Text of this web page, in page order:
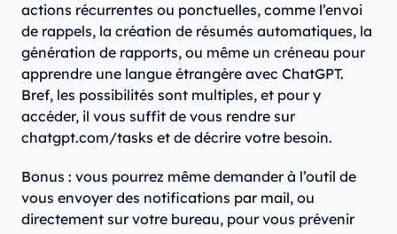
actions récurrentes ou ponctuelles, comme l’envoi
de rappels, la création de résumés automatiques, la
génération de rapports, ou même un créneau pour
apprendre une langue étrangère avec ChatGPT.
Bref, les possibilités sont multiples, et pour y
accéder, il vous suffit de vous rendre sur
chatgpt.com/tasks et de décrire votre besoin.
Bonus : vous pourrez même demander à l’outil de
vous envoyer des notifications par mail, ou
directement sur votre bureau, pour vous prévenir